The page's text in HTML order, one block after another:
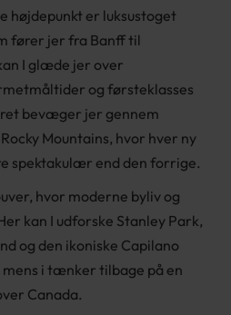
højdepunkt er luksustoget
fører jer fra Banff til
I glæde jer over
og førsteklasses
bevæger jer gennem
Mountains, hvor hver ny
spektakulær end den forrige.
hvor moderne byliv og
kan I udforske Stanley Park,
og den ikoniske Capilano
mens i tænker tilbage på en
Canada.